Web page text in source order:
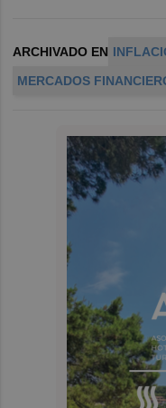
ARCHIVADO EN
MERCADOS